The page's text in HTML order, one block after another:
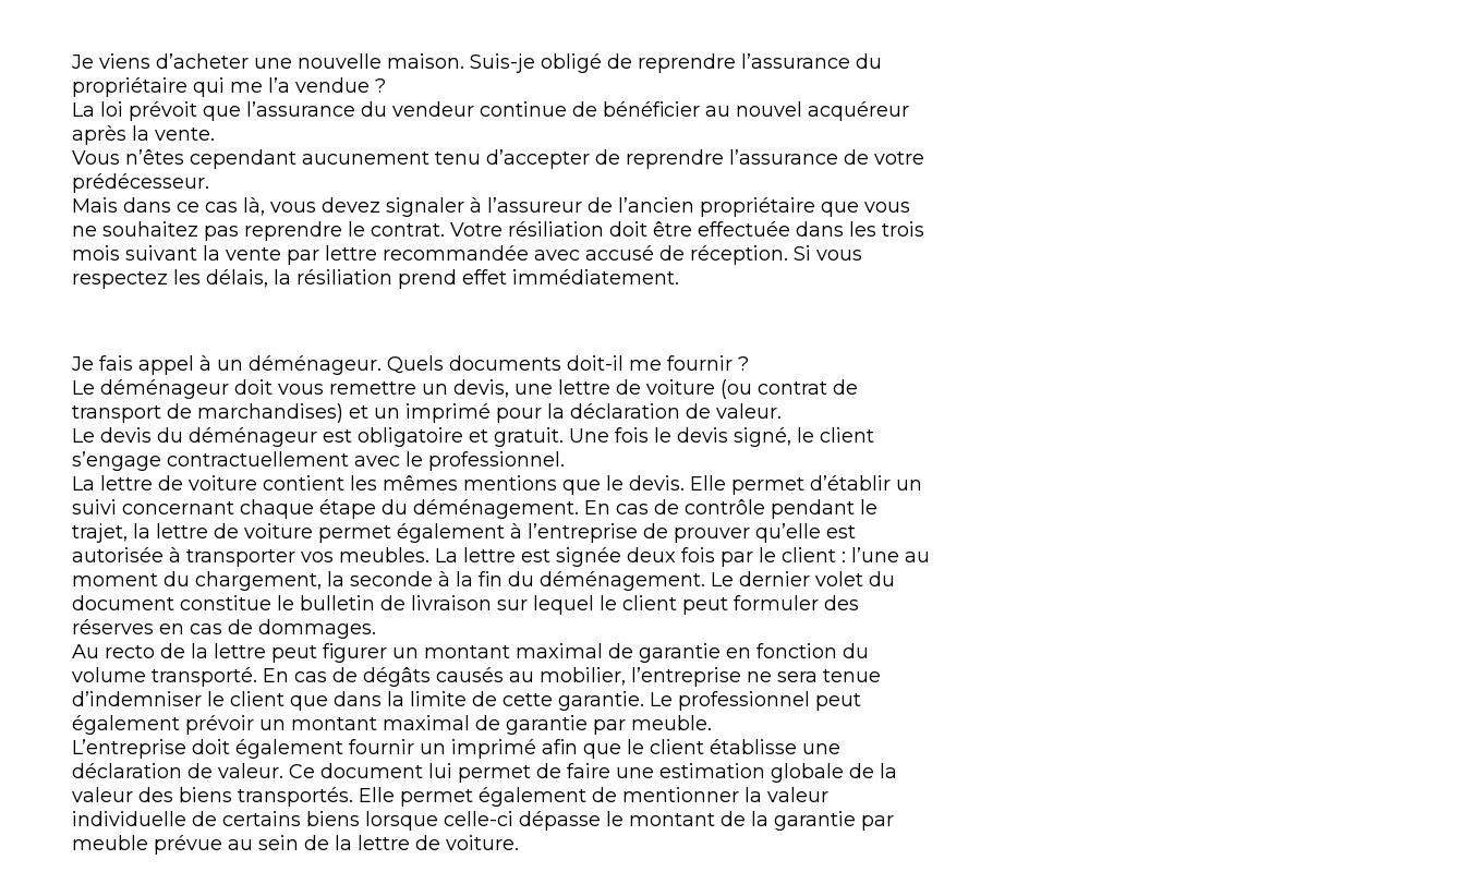
Je viens d’acheter une nouvelle maison. Suis-je obligé de reprendre l’assurance du
propriétaire qui me l’a vendue ?
La loi prévoit que l’assurance du vendeur continue de bénéficier au nouvel acquéreur
après la vente.
Vous n’êtes cependant aucunement tenu d’accepter de reprendre l’assurance de votre
prédécesseur.
Mais dans ce cas là, vous devez signaler à l’assureur de l’ancien propriétaire que vous
ne souhaitez pas reprendre le contrat. Votre résiliation doit être effectuée dans les trois
mois suivant la vente par lettre recommandée avec accusé de réception. Si vous
respectez les délais, la résiliation prend effet immédiatement.
Je fais appel à un déménageur. Quels documents doit-il me fournir ?
Le déménageur doit vous remettre un devis, une lettre de voiture (ou contrat de
transport de marchandises) et un imprimé pour la déclaration de valeur.
Le devis du déménageur est obligatoire et gratuit. Une fois le devis signé, le client
s’engage contractuellement avec le professionnel.
La lettre de voiture contient les mêmes mentions que le devis. Elle permet d’établir un
suivi concernant chaque étape du déménagement. En cas de contrôle pendant le
trajet, la lettre de voiture permet également à l’entreprise de prouver qu’elle est
autorisée à transporter vos meubles. La lettre est signée deux fois par le client : l’une au
moment du chargement, la seconde à la fin du déménagement. Le dernier volet du
document constitue le bulletin de livraison sur lequel le client peut formuler des
réserves en cas de dommages.
Au recto de la lettre peut figurer un montant maximal de garantie en fonction du
volume transporté. En cas de dégâts causés au mobilier, l’entreprise ne sera tenue
d’indemniser le client que dans la limite de cette garantie. Le professionnel peut
également prévoir un montant maximal de garantie par meuble.
L’entreprise doit également fournir un imprimé afin que le client établisse une
déclaration de valeur. Ce document lui permet de faire une estimation globale de la
valeur des biens transportés. Elle permet également de mentionner la valeur
individuelle de certains biens lorsque celle-ci dépasse le montant de la garantie par
meuble prévue au sein de la lettre de voiture.